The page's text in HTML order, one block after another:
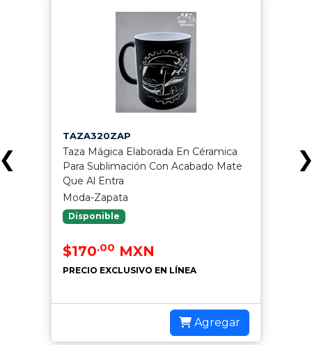
TAZA320ZAP
Taza Mágica Elaborada En Céramica
Para Sublimación Con Acabado Mate
Que Al Entra
Moda-Zapata
Disponible
$170.00 MXN
PRECIO EXCLUSIVO EN LÍNEA
Agregar